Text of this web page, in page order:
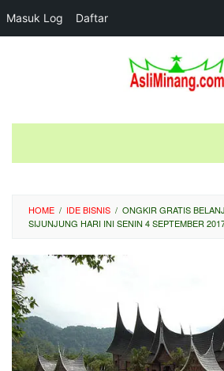
Masuk Log Daftar
HOME / IDE BISNIS / ONGKIR GRATIS
SIJUNJUNG HARI INI SENIN 4 SEPTEMBER